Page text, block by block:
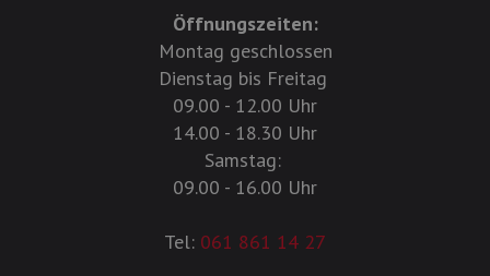
Öffnungszeiten:
Montag geschlossen
Dienstag bis Freitag
09.00 - 12.00 Uhr
14.00 - 18.30 Uhr
Samstag:
09.00 - 16.00 Uhr
Tel: 061 861 14 27